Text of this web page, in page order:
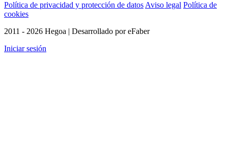
Política de privacidad y protección de datos Aviso legal Política de
cookies
2011 - 2026 Hegoa | Desarrollado por eFaber
Iniciar sesión